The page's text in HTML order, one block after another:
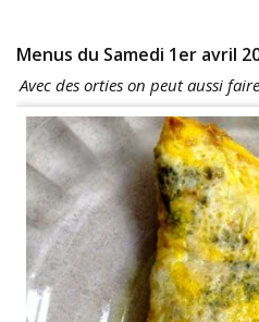
Menus du Samedi 1er avril
Avec des orties on peut aussi